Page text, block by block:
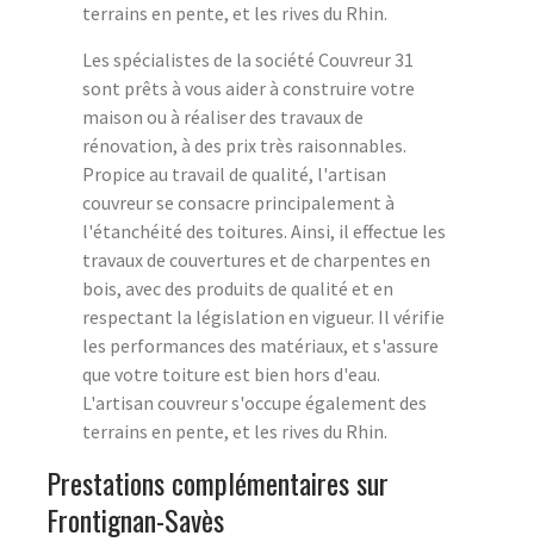
terrains en pente, et les rives du Rhin.
Les spécialistes de la société Couvreur 31
sont prêts à vous aider à construire votre
maison ou à réaliser des travaux de
rénovation, à des prix très raisonnables.
Propice au travail de qualité, l'artisan
couvreur se consacre principalement à
l'étanchéité des toitures. Ainsi, il effectue les
travaux de couvertures et de charpentes en
bois, avec des produits de qualité et en
respectant la législation en vigueur. Il vérifie
les performances des matériaux, et s'assure
que votre toiture est bien hors d'eau.
L'artisan couvreur s'occupe également des
terrains en pente, et les rives du Rhin.
Prestations complémentaires sur
Frontignan-Savès